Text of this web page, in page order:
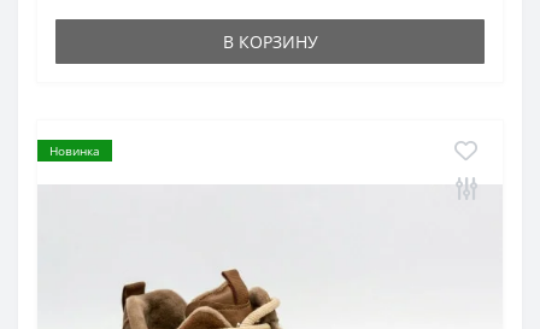
В КОРЗИНУ
Новинка